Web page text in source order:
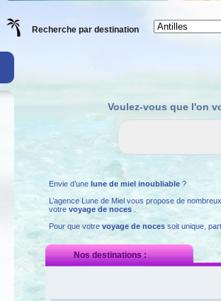
Recherche par destination
Voulez-vous que l'on
Envie d’une lune de miel inoubliable ?
L’agence Lune de Miel vous propose de nombreux
votre voyage de noces
Pour que votre voyage de noces soit unique,
Nos destinations :